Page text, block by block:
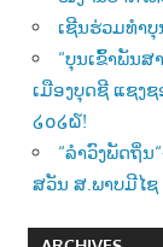
ເຊີນຮ່ວມທຳບຸ
“ບຸນເຂົ້າພັນສ
ເມືອງບຸດຊີ ແຊງ
໒໐໒໖!
“ລຳວົງພັດຖິ່ນ
ສວັນ ສ.ພາບມີໄຊ